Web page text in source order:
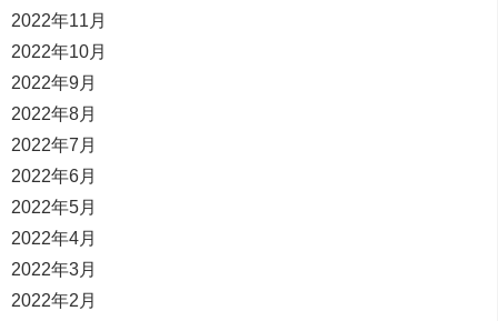
2022年11月
2022年10月
2022年9月
2022年8月
2022年7月
2022年6月
2022年5月
2022年4月
2022年3月
2022年2月